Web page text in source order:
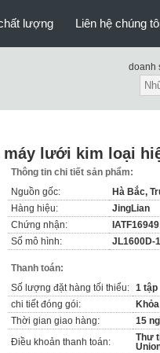
lượng Liên hệ chúng
doanh
lưới kim loại
Thông tin chi tiết sản phẩm:
Nguồn gốc:
Hà Bắc,
Hàng hiệu:
JingLian
Chứng nhận:
Số mô hình:
JL1600D-
Thanh toán:
Số lượng đặt hàng tối thiểu: 1 tập
chi tiết đóng gói:
Thời gian giao hàng:
15
Điều khoản thanh toán:
Thư